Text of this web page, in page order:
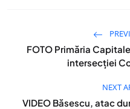
FOTO Primăria
intersecției
NEXT
VIDEO Băsescu, atac